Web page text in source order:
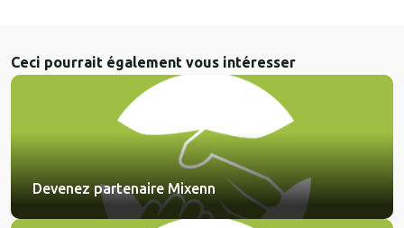
Ceci pourrait également vous intéresser
Devenez partenaire Mixenn